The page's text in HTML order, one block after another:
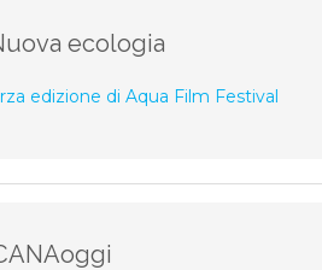
ecologia
edizione di Aqua Film Festival